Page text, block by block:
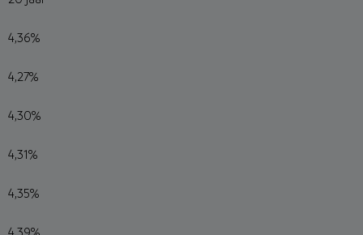
4,36%
4,27%
4,30%
4,31%
4,35%
4,39%